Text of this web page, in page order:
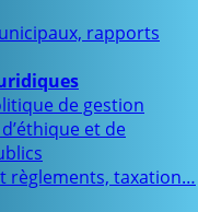
rapports
de gestion
et de
règlements, taxation…